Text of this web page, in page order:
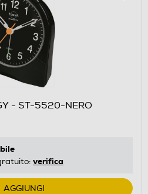
- ST-5520-NERO
verifica
AGGIUNGI